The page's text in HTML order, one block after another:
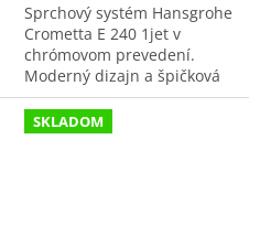
Sprchový systém Hansgrohe
Crometta E 240 1jet v
chrómovom prevedení.
Moderný dizajn a špičková
kvalita. Kód výrobcu:
27271000.
SKLADOM